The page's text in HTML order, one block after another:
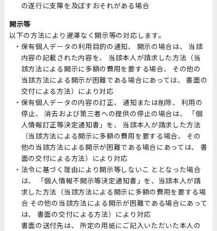
の遂行に支障を及ぼすおそれがある場合
開示等
以下の方法により遅滞なく開示等の対応します。
保有個人データの利用目的の通知、 開示の場合は、 当該
内容の記載された内容を、 当該本人が請求した方法（当
該方法による開示に多額の費用を要する場合、 その他の
当該方法による開示が困難である場合にあっては、 書面の
交付による方法）により対応
保有個人データの内容の訂正、 通知または削除、 利用の
停止、 消去および第三者への提供の停止の場合は、 「個
人情報訂正等決定通知書」を、 当該本人が請求した方法
（当該方法による開示に多額の費用を要する場合、 その
他の当該方法による開示が困難である場合にあっては、 書
面の交付による方法）により対応
法令に基づく理由により開示等しないこ ととなった場合
は、 「個人情報不開示等決定通知書」を、当該本人が請
求した方法（当該方法による開示に多額の費用を要する場
合 その他の当該方法による開示が困難である場合にあって
は、 書面の交付による方法）により対応
書面の送付先は、 所定の用紙にご記入いただいた本人の